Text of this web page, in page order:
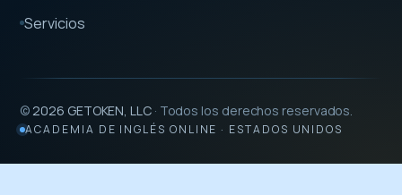
Servicios
© 2026 GETOKEN, LLC· Todos los derechos reservados.
ACADEMIA DE INGLÉS ONLINE · ESTADOS UNIDOS